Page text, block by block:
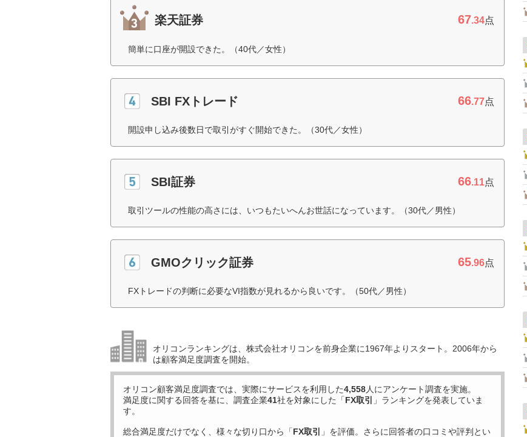
楽天証券 67.34点
簡単に口座が開設できた。（40代／女性）
SBI FXトレード 66.77点
開設申し込み後数日で取引がすぐ開始できた。（30代／女性）
SBI証券 66.11点
取引ツールの性能の高さには、いつもたいへんお世話になっています。（30代／男性）
GMOクリック証券 65.96点
FXトレードの判断に必要なVI指数が見れるから良いです。（50代／男性）
オリコンランキングは、株式会社オリコンを前身企業に1967年よりスタート。2006年から
は顧客満足度調査を開始。
オリコン顧客満足度調査では、実際にサービスを利用した4,558人にアンケート調査を実施。
満足度に関する回答を基に、調査企業41社を対象にした「FX取引
」ランキングを発表していま
す。
総合満足度だけでなく、様々な切り口から「FX取引
」を評価。さらに回答者の口コミや評判とい